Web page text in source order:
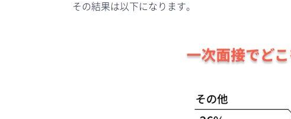
その結果は以下になります。